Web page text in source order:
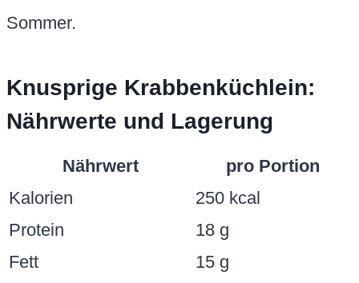
Sommer.
Knusprige Krabbenküchlein:
Nährwerte und Lagerung
Nährwert
pro Portion
Kalorien
250 kcal
Protein
18 g
Fett
15 g